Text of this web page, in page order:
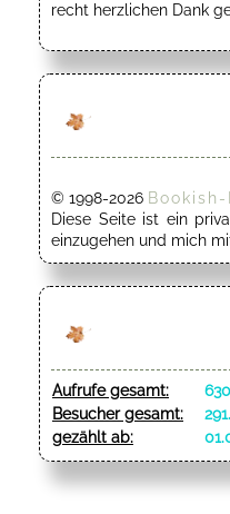
recht herzlichen Dank
© 1998-2026
Diese Seite ist ein
einzugehen und mich
Aufrufe gesamt:
Besucher gesamt:
gezählt ab: